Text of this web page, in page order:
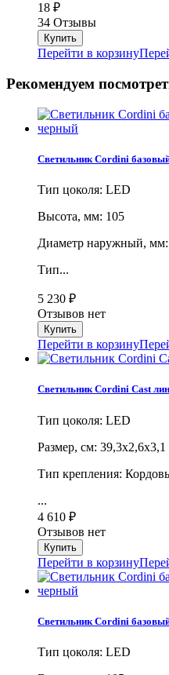
18 ₽
34 Отзывы
Перейти в корзину
Рекомендуем
Светильник Cordini
Тип цоколя: LED
Высота, мм: 105
Диаметр наружный,
Тип...
5 230 ₽
Отзывов нет
Перейти в корзину
Светильник Cordini Cast
Тип цоколя: LED
Размер, cм: 39,3х2,6х3,1
Тип крепления:
...
4 610 ₽
Отзывов нет
Перейти в корзину
Светильник Cordini
Тип цоколя: LED